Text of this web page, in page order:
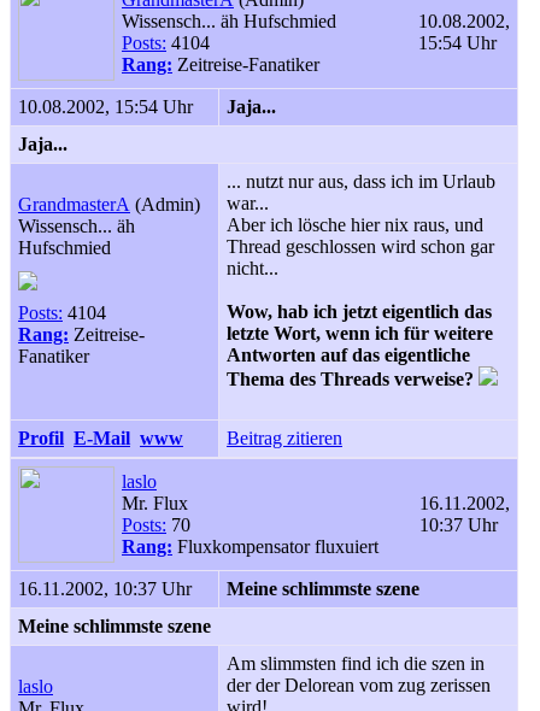
Wissensch... äh Hufschmied
Posts: 4104
Rang: Zeitreise-Fanatiker
10.08.2002,
15:54 Uhr
10.08.2002, 15:54 Uhr
Jaja...
Jaja...
GrandmasterA (Admin)
Wissensch... äh
Hufschmied
Posts: 4104
Rang: Zeitreise-
Fanatiker
... nutzt nur aus, dass ich im Urlaub
war...
Aber ich lösche hier nix raus, und
Thread geschlossen wird schon gar
nicht...
Wow, hab ich jetzt eigentlich das
letzte Wort, wenn ich für weitere
Antworten auf das eigentliche
Thema des Threads verweise?
Profil E-Mail www Beitrag zitieren
laslo
Mr. Flux
Posts: 70
Rang: Fluxkompensator fluxuiert
16.11.2002,
10:37 Uhr
16.11.2002, 10:37 Uhr
Meine schlimmste szene
Meine schlimmste szene
laslo
Am slimmsten find ich die szen in
der der Delorean vom zug zerissen
wird!